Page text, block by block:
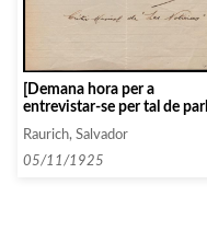
[Demana hora per a
entrevistar-se per tal de
del projecte Garreta i
aconseguir una recomanació
de Casals]
Raurich, Salvador
05/11/1925